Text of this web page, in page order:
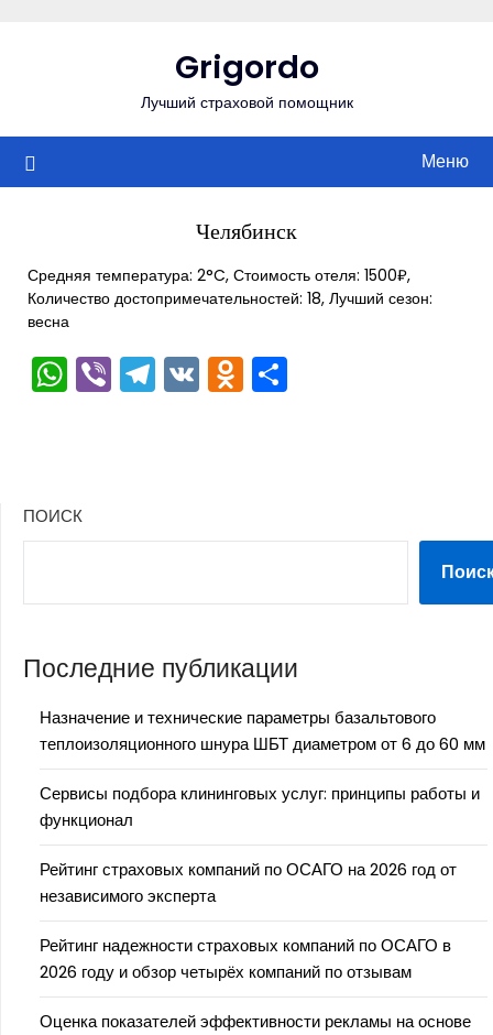
Grigordo
Лучший страховой помощник
Меню
Челябинск
Средняя температура: 2°C, Стоимость отеля: 1500₽,
Количество достопримечательностей: 18, Лучший сезон:
весна
WhatsApp
ViberTelegram
VKOdnoklassniki
ПОИСК
Последние публикации
Назначение и технические параметры базальтового
теплоизоляционного шнура ШБТ диаметром от 6 до 60 мм
Сервисы подбора клининговых услуг: принципы работы и
функционал
Рейтинг страховых компаний по ОСАГО на 2026 год от
независимого эксперта
Рейтинг надежности страховых компаний по ОСАГО в
2026 году и обзор четырёх компаний по отзывам
Оценка показателей эффективности рекламы на основе